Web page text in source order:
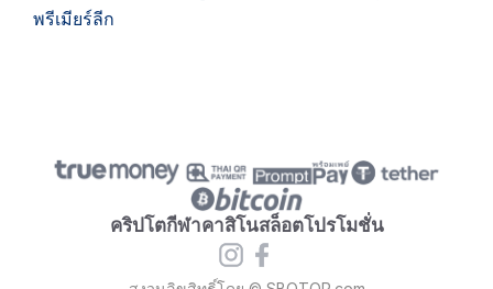
พรีเมียร์ลีก
คริปโตกีฬาคาสิโนสล็อตโปรโมชั่น